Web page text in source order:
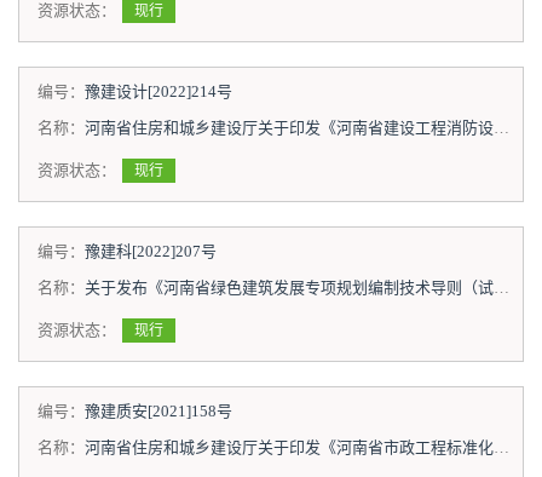
资源状态： 现行
编号： 豫建设计[2022]214号
名称： 河南省住房和城乡建设厅关于印发《河南省建设工程消防设计审查验收疑难问题技术指南（第一册）》的通知
资源状态： 现行
编号： 豫建科[2022]207号
名称： 关于发布《河南省绿色建筑发展专项规划编制技术导则（试行）》的通知
资源状态： 现行
编号： 豫建质安[2021]158号
名称： 河南省住房和城乡建设厅关于印发《河南省市政工程标准化技术指南》的通知